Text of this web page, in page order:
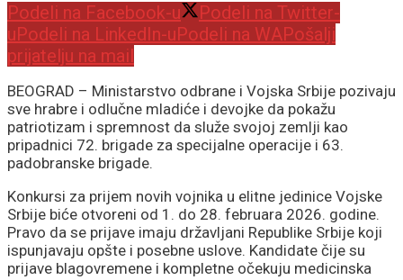
Podeli na Facebook-u
Podeli na Twitter-
uPodeli na LinkedIn-uPodeli na WAPošalji
prijatelju na mail
BEOGRAD – Ministarstvo odbrane i Vojska Srbije pozivaju
sve hrabre i odlučne mladiće i devojke da pokažu
patriotizam i spremnost da služe svojoj zemlji kao
pripadnici 72. brigade za specijalne operacije i 63.
padobranske brigade.
Konkursi za prijem novih vojnika u elitne jedinice Vojske
Srbije biće otvoreni od 1. do 28. februara 2026. godine.
Pravo da se prijave imaju državljani Republike Srbije koji
ispunjavaju opšte i posebne uslove. Kandidate čije su
prijave blagovremene i kompletne očekuju medicinska